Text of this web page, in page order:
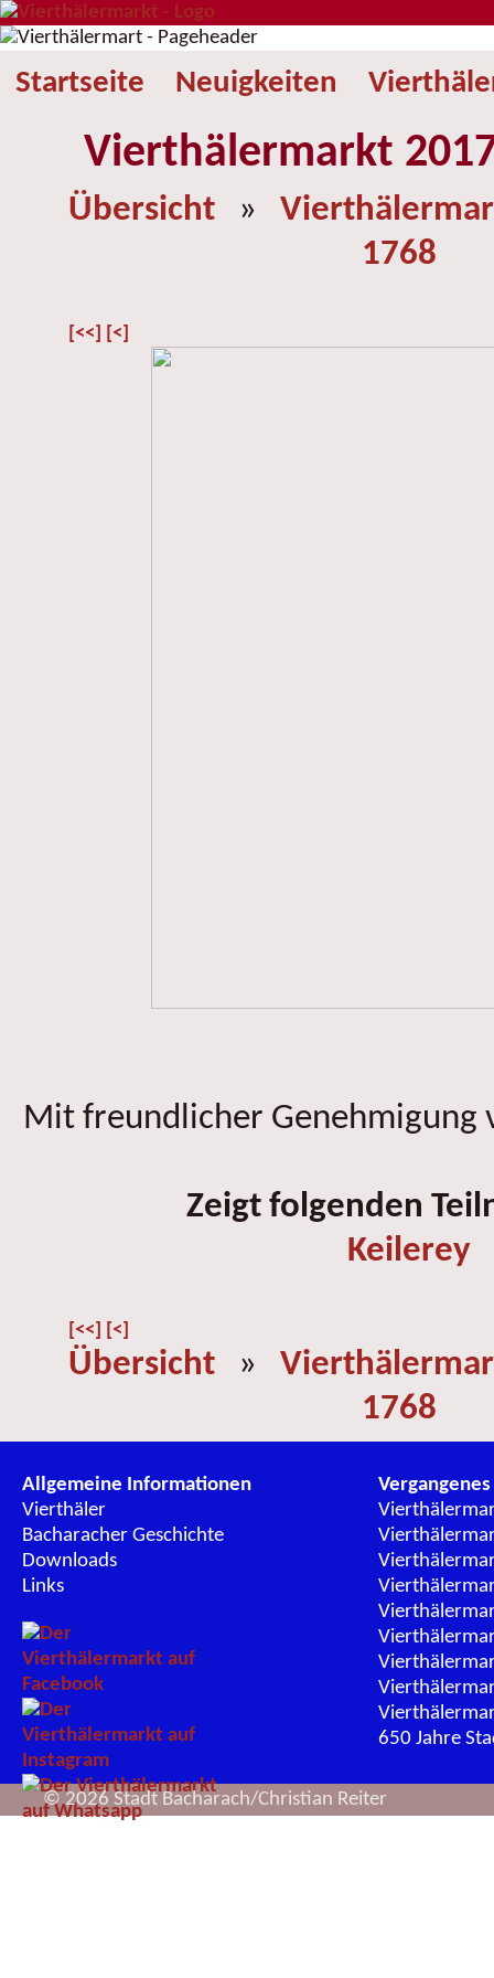
Startseite Neuigkeiten
Vierthälermarkt
Übersicht »
1768
[<<] [<]
Mit freundlicher Genehmigung
Zeigt folgenden
Keilerey
[<<] [<]
Übersicht »
1768
Allgemeine Informationen
Vierthäler
Bacharacher Geschichte
Downloads
Links
Vergangenes
650 Jahre
© 2026 Stadt Bacharach/Christian Reiter